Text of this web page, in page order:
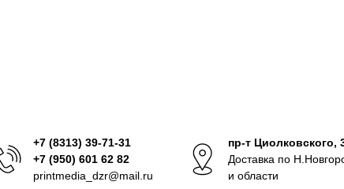
+7 (8313) 39-71-31
+7 (950) 601 62 82
printmedia_dzr@mail.ru
пр-т Циолковского,
Доставка по
и области